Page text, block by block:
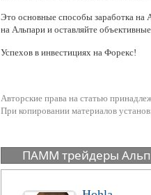
Это основные способы заработка на
на Альпари и оставляйте
Успехов в инвестициях на Форекс!
Авторские права на статью
При копировании материалов
ПАММ трейдеры